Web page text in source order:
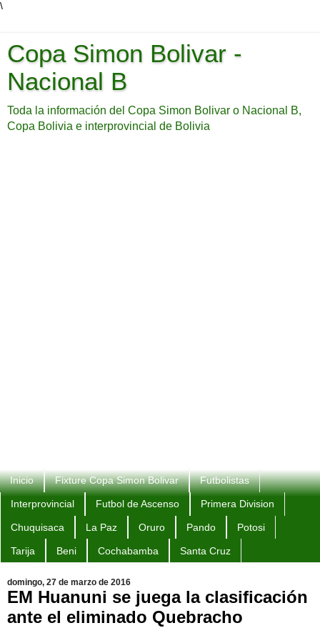
\
Copa Simon Bolivar -
Nacional B
Toda la información del Copa Simon Bolivar o Nacional B,
Copa Bolivia e interprovincial de Bolivia
Inicio Fixture Copa Simon Bolivar Futbolistas
Interprovincial Futbol de Ascenso Primera Division
Chuquisaca La Paz Oruro Pando Potosi
Tarija Beni Cochabamba Santa Cruz
domingo, 27 de marzo de 2016
EM Huanuni se juega la clasificación
ante el eliminado Quebracho